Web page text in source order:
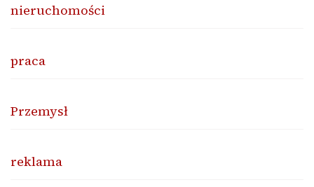
nieruchomości
praca
Przemysł
reklama